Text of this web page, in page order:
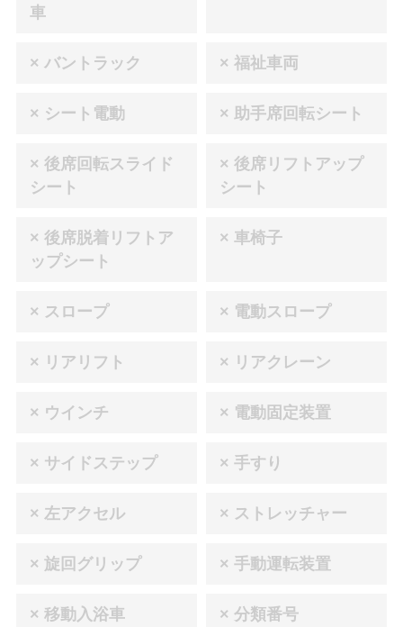
車
× バントラック × 福祉車両
× シート電動 × 助手席回転シート
× 後席回転スライド
シート
× 後席リフトアップ
シート
× 後席脱着リフトア
ップシート
× 車椅子
× スロープ × 電動スロープ
× リアリフト × リアクレーン
× ウインチ × 電動固定装置
× サイドステップ × 手すり
× 左アクセル × ストレッチャー
× 旋回グリップ × 手動運転装置
× 移動入浴車 × 分類番号